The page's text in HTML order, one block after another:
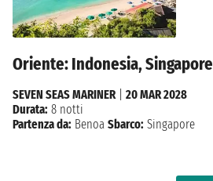
Oriente: Indonesia, Singapore
SEVEN SEAS MARINER| 20 MAR 2028
Durata: 8 notti
Partenza da: Benoa Sbarco: Singapore